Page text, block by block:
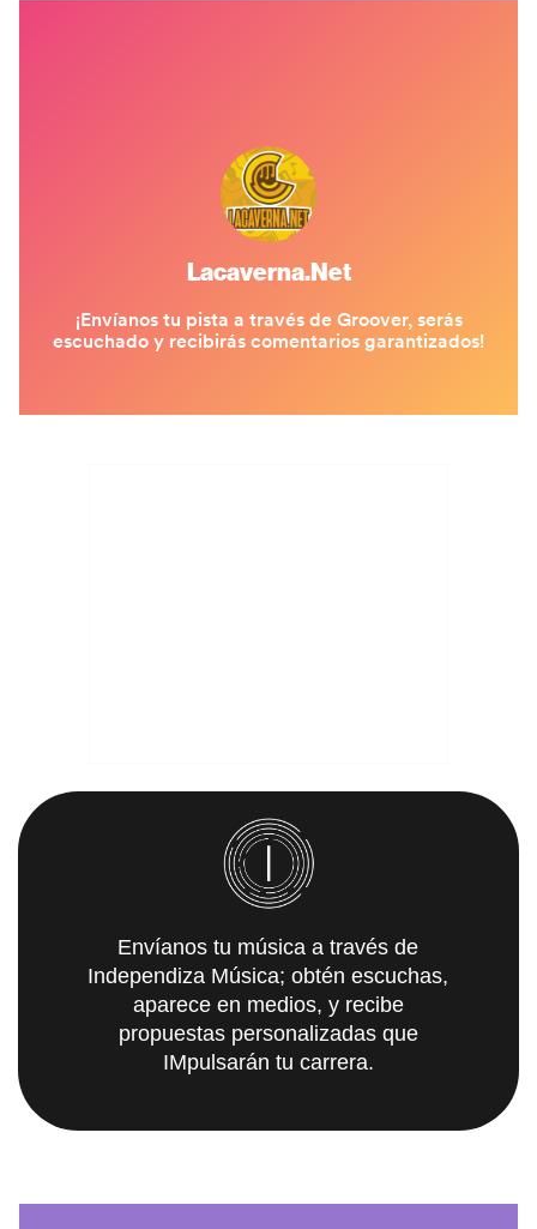
Envíanos tu música a través de
Independiza Música; obtén escuchas,
aparece en medios, y recibe
propuestas personalizadas que
IMpulsarán tu carrera.